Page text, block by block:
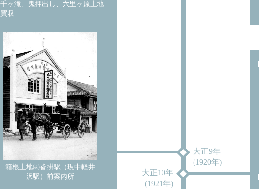
大正9年
(1920年)
千ヶ滝、鬼押出し、六里ヶ原土地
買収
箱根土地㈱沓掛駅（現中軽井
沢駅）前案内所
大正10年
(1921年)